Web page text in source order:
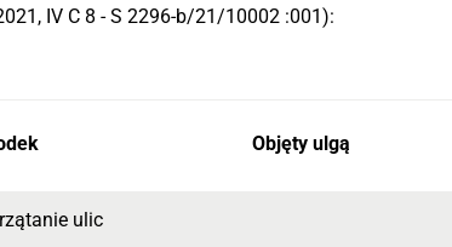
IV C 8 - S 2296-b/21/10002 :001):
Objęty ulgą
ulic